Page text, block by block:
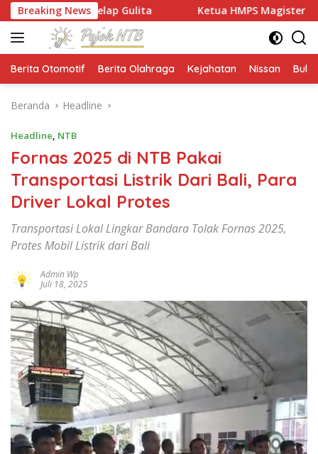
Langsung
ke
konten
Breaking News
Gulita Ketua HMPS Magister PKO UNDIKMA
Berita Otomotif Berita Olahraga Kejahatan Nissan
Beranda Headline
Headline, NTB
Fornas 2025 di NTB Pakai
Transportasi Listrik Dari Bali, Para
Driver Lokal Protes
Transportasi Lokal Lingkar Bandara Tolak Fornas 2025,
Protes Mobil Listrik dari Bali
Admin Wp
Juli 18, 2025